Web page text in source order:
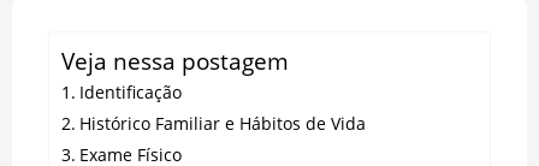
Veja nessa postagem
Identificação
Histórico Familiar e Hábitos de Vida
Exame Físico